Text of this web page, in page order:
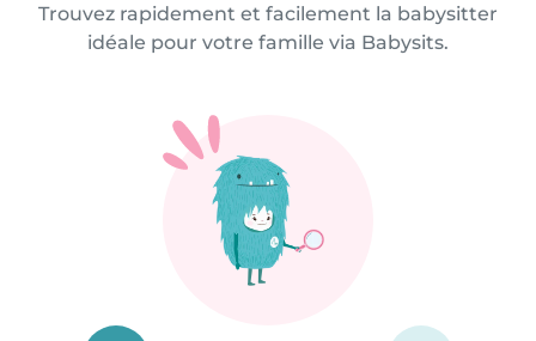
Trouvez rapidement et facilement la babysitter
idéale pour votre famille via Babysits.